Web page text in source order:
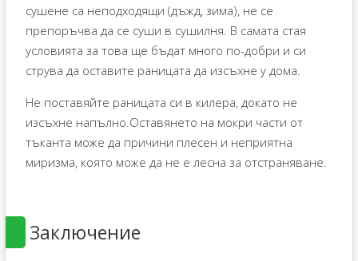
сушене са неподходящи (дъжд, зима), не се
препоръчва да се суши в сушилня. В самата стая
условията за това ще бъдат много по-добри и си
струва да оставите раницата да изсъхне у дома.
Не поставяйте раницата си в килера, докато не
изсъхне напълно.Оставянето на мокри части от
тъканта може да причини плесен и неприятна
миризма, която може да не е лесна за отстраняване.
Заключение